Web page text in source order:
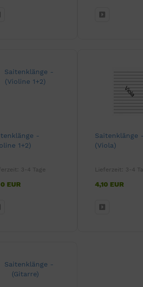
-
1+2)
3-4 Tage
EUR
Saitenklänge -
(Viola)
Lieferzeit: 3-4
4,10 EUR